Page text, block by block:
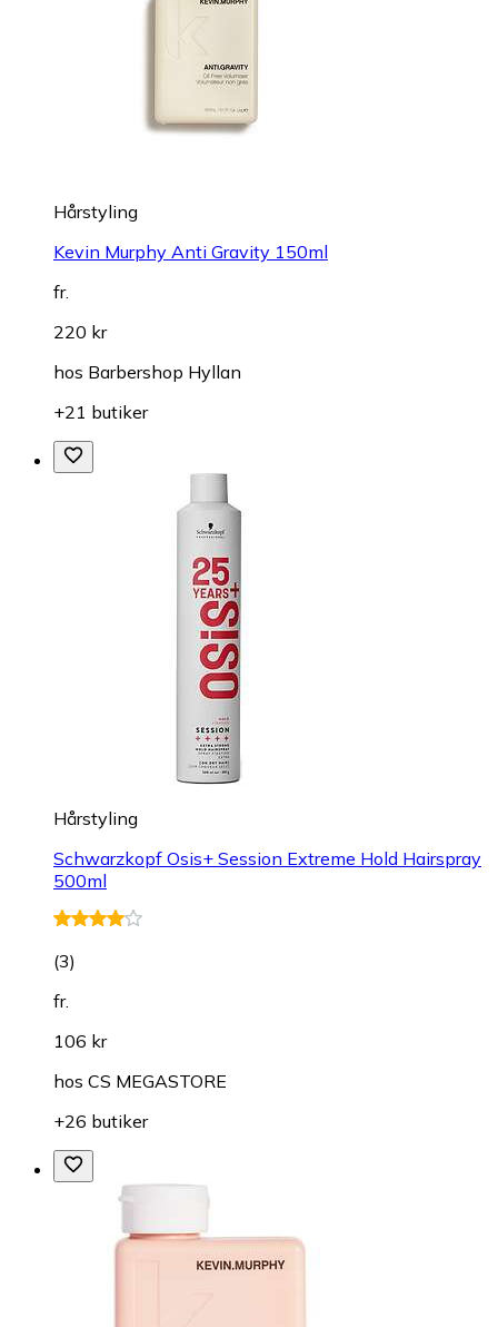
Hårstyling
Kevin Murphy Anti Gravity 150ml
fr.
220 kr
hos Barbershop Hyllan
+21 butiker
Hårstyling
Schwarzkopf Osis+ Session Extreme Hold Hairspray
500ml
(3)
fr.
106 kr
hos CS MEGASTORE
+26 butiker